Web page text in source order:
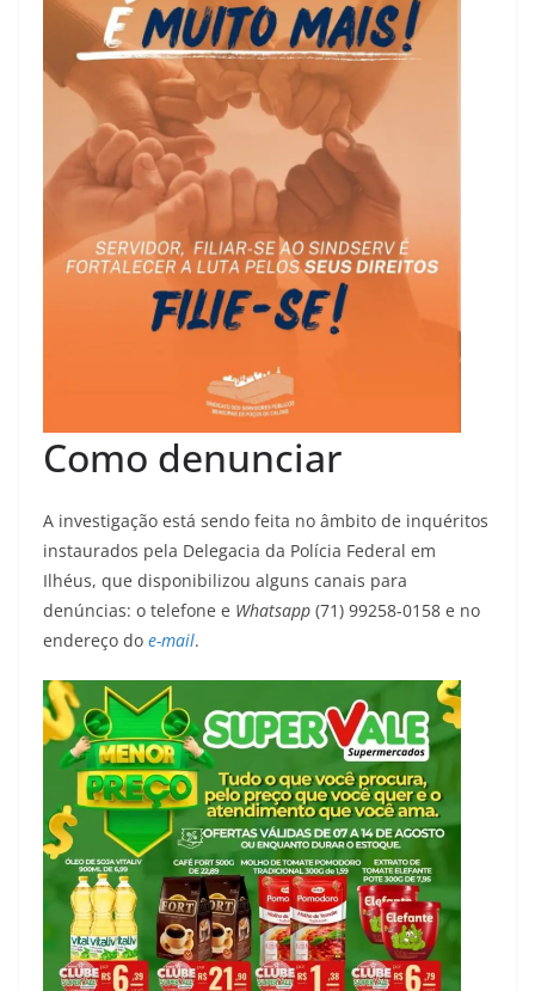
Como denunciar
A investigação está sendo feita no âmbito de inquéritos
instaurados pela Delegacia da Polícia Federal em
Ilhéus, que disponibilizou alguns canais para
denúncias: o telefone e Whatsapp (71) 99258-0158 e no
endereço do e-mail.